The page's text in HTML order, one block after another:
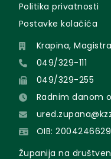
Politika privatnosti
Postavke kolačića
Krapina,
049/329-111
049/329-255
Radnim danom
OIB:
Županija na